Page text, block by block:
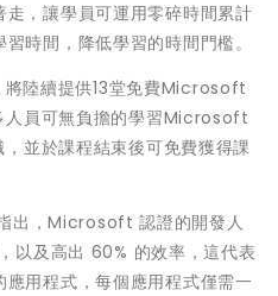
，讓學員可運用零碎時間累計
時間，降低學習的時間門檻。
陸續提供13堂免費Microsoft
人員可無負擔的學習Microsoft
並於課程結束後可免費獲得課
出，Microsoft 認證的開發人
以及高出 60% 的效率，這代表
用程式，每個應用程式僅需一